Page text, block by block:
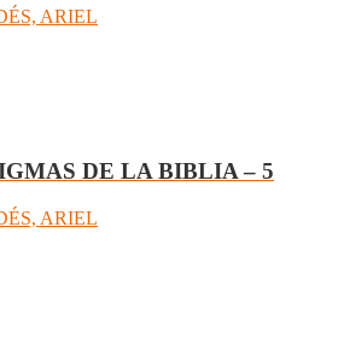
ARIEL
DE LA BIBLIA – 5
ARIEL